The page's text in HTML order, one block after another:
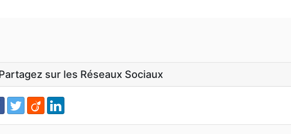
sur les Réseaux Sociaux